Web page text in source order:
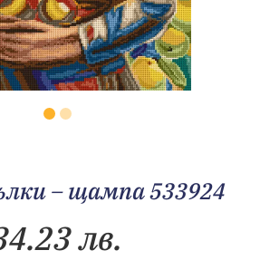
– щампа 533924
лв.